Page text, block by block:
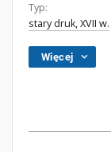
Typ:
stary druk, XVII w.
Więcej